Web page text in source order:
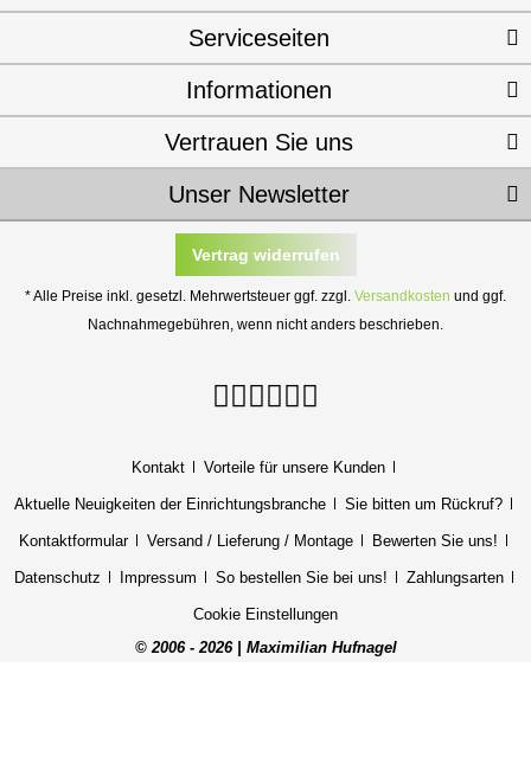
Serviceseiten
Informationen
Unser Newsletter
Vertrauen Sie uns
Vertrag widerrufen
* Alle Preise inkl. gesetzl. Mehrwertsteuer ggf. zzgl. Versandkosten und ggf.
Nachnahmegebühren, wenn nicht anders beschrieben.
Kontakt Vorteile für unsere Kunden
Aktuelle Neuigkeiten der Einrichtungsbranche Sie bitten um Rückruf?
Kontaktformular Versand / Lieferung / Montage Bewerten Sie uns!
Datenschutz Impressum So bestellen Sie bei uns! Zahlungsarten
Cookie Einstellungen
© 2006 - 2026 | Maximilian Hufnagel